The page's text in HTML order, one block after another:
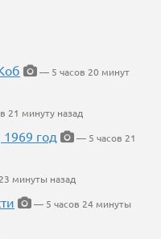
— 5 часов 20 минут
21 минуту назад
год
— 5 часов 21
минуты назад
— 5 часов 24 минуты